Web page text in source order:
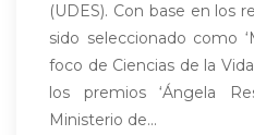
(UDES). Con base en los
sido seleccionado como
foco de Ciencias de la
los premios ‘Ángela
Ministerio de...